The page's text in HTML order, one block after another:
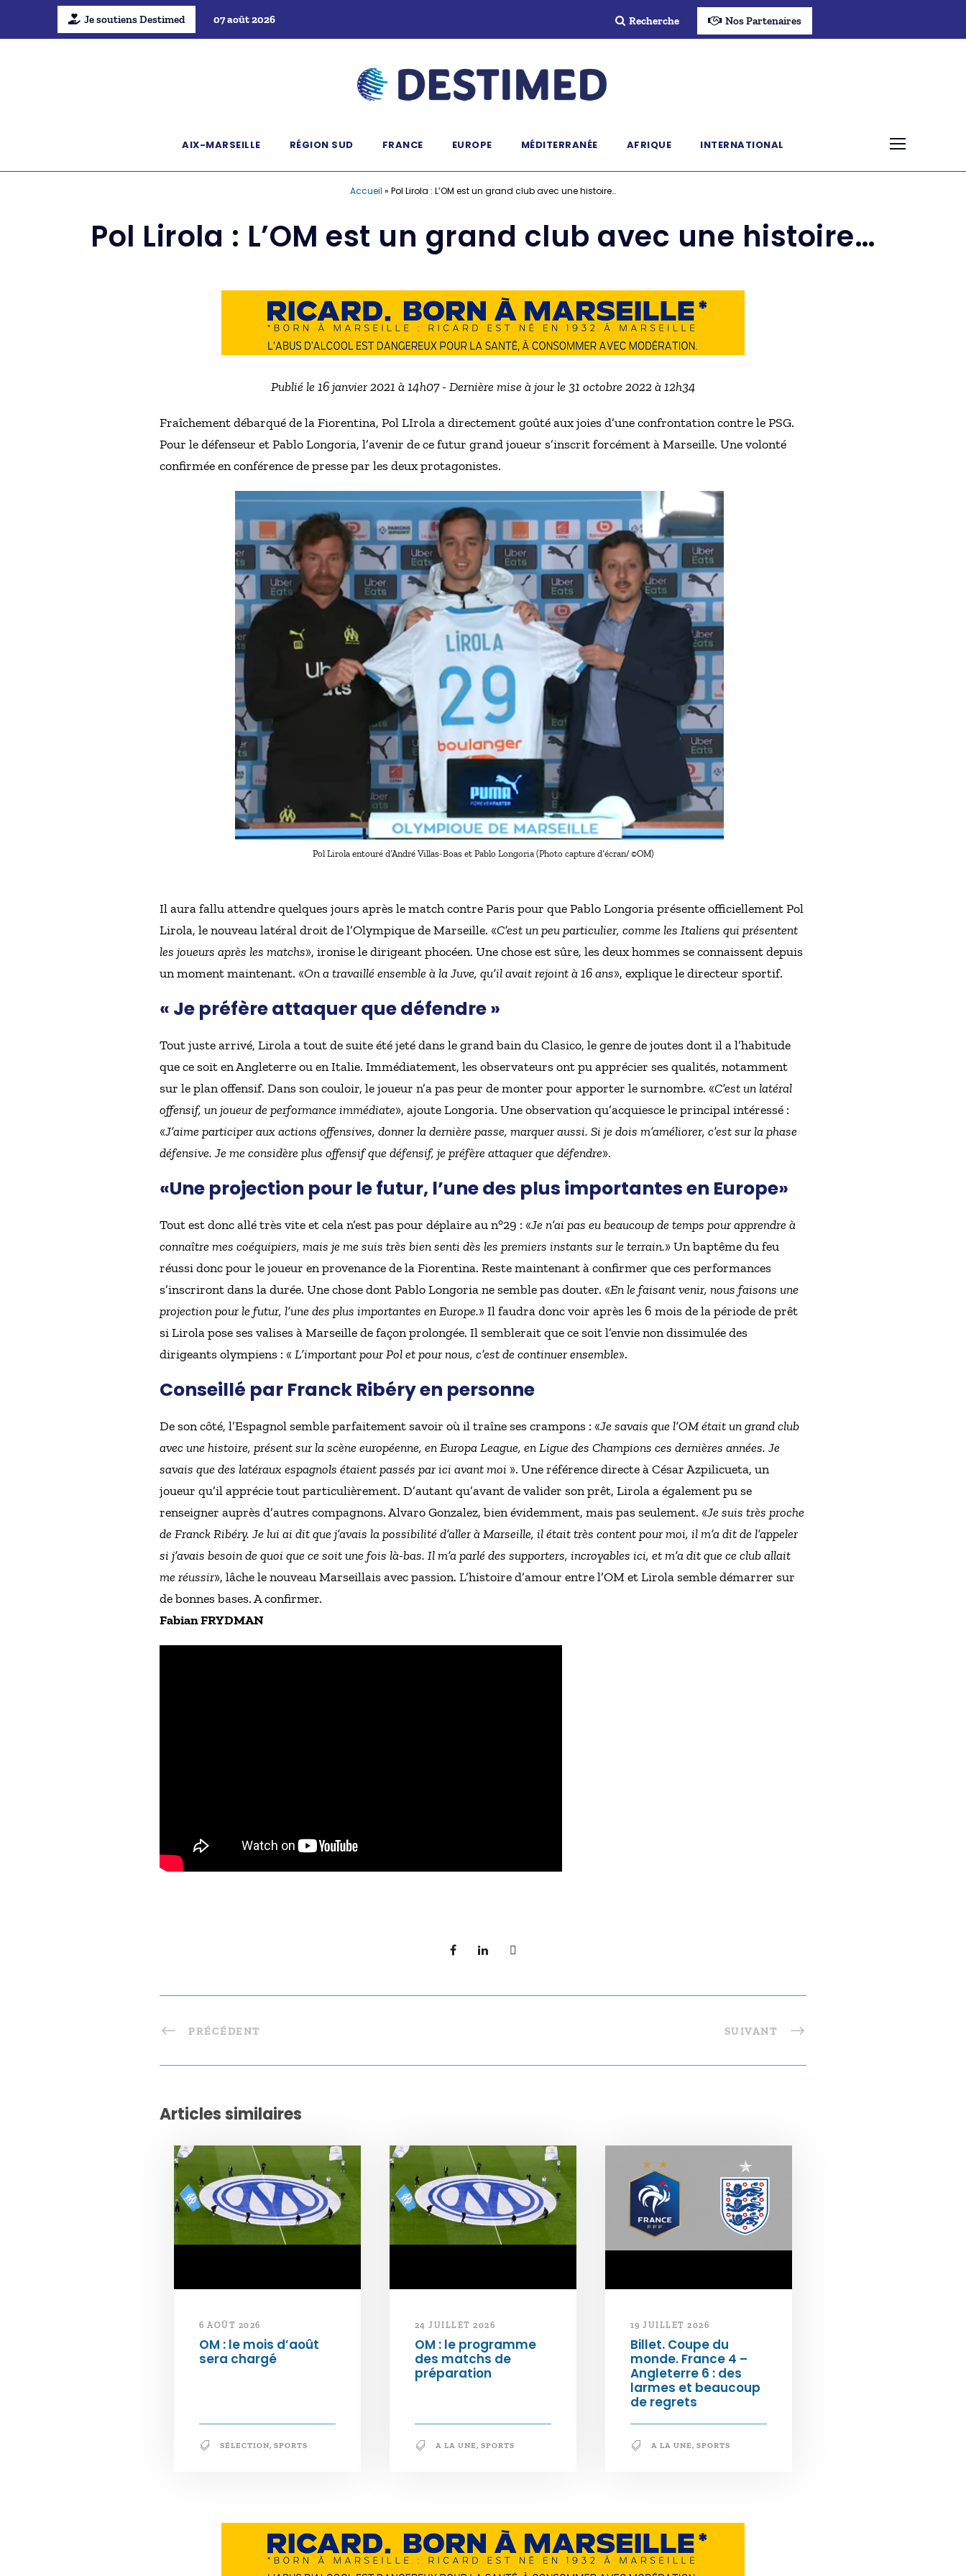
Je soutiens Destimed 07 août 2026 Recherche Nos Partenaires
AIX-MARSEILLE RÉGION SUD FRANCE EUROPE MÉDITERRANÉE AFRIQUE INTERNATIONAL
Accueil » Pol Lirola : L’OM est un grand club avec une histoire…
Pol Lirola : L’OM est un grand club avec une histoire…
Publié le 16 janvier 2021 à 14h07 - Dernière mise à jour le 31 octobre 2022 à 12h34
Fraîchement débarqué de la Fiorentina, Pol LIrola a directement goûté aux joies d’une confrontation contre le PSG.
Pour le défenseur et Pablo Longoria, l’avenir de ce futur grand joueur s’inscrit forcément à Marseille. Une volonté
confirmée en conférence de presse par les deux protagonistes.
Pol Lirola entouré d’André Villas-Boas et Pablo Longoria (Photo capture d’écran/ ©OM)
Il aura fallu attendre quelques jours après le match contre Paris pour que Pablo Longoria présente officiellement Pol
Lirola, le nouveau latéral droit de l’Olympique de Marseille. «C’est un peu particulier, comme les Italiens qui présentent
les joueurs après les matchs», ironise le dirigeant phocéen. Une chose est sûre, les deux hommes se connaissent depuis
un moment maintenant. «On a travaillé ensemble à la Juve, qu’il avait rejoint à 16 ans», explique le directeur sportif.
« Je préfère attaquer que défendre »
Tout juste arrivé, Lirola a tout de suite été jeté dans le grand bain du Clasico, le genre de joutes dont il a l’habitude
que ce soit en Angleterre ou en Italie. Immédiatement, les observateurs ont pu apprécier ses qualités, notamment
sur le plan offensif. Dans son couloir, le joueur n’a pas peur de monter pour apporter le surnombre. «C’est un latéral
offensif, un joueur de performance immédiate», ajoute Longoria. Une observation qu’acquiesce le principal intéressé :
«J’aime participer aux actions offensives, donner la dernière passe, marquer aussi. Si je dois m’améliorer, c’est sur la phase
défensive. Je me considère plus offensif que défensif, je préfère attaquer que défendre».
«Une projection pour le futur, l’une des plus importantes en Europe»
Tout est donc allé très vite et cela n’est pas pour déplaire au n°29 : «Je n’ai pas eu beaucoup de temps pour apprendre à
connaître mes coéquipiers, mais je me suis très bien senti dès les premiers instants sur le terrain.» Un baptême du feu
réussi donc pour le joueur en provenance de la Fiorentina. Reste maintenant à confirmer que ces performances
s’inscriront dans la durée. Une chose dont Pablo Longoria ne semble pas douter. «En le faisant venir, nous faisons une
projection pour le futur, l’une des plus importantes en Europe.» Il faudra donc voir après les 6 mois de la période de prêt
si Lirola pose ses valises à Marseille de façon prolongée. Il semblerait que ce soit l’envie non dissimulée des
dirigeants olympiens : « L’important pour Pol et pour nous, c’est de continuer ensemble».
Conseillé par Franck Ribéry en personne
De son côté, l’Espagnol semble parfaitement savoir où il traîne ses crampons : «Je savais que l’OM était un grand club
avec une histoire, présent sur la scène européenne, en Europa League, en Ligue des Champions ces dernières années. Je
savais que des latéraux espagnols étaient passés par ici avant moi ». Une référence directe à César Azpilicueta, un
joueur qu’il apprécie tout particulièrement. D’autant qu’avant de valider son prêt, Lirola a également pu se
renseigner auprès d’autres compagnons. Alvaro Gonzalez, bien évidemment, mais pas seulement. «Je suis très proche
de Franck Ribéry. Je lui ai dit que j’avais la possibilité d’aller à Marseille, il était très content pour moi, il m’a dit de l’appeler
si j’avais besoin de quoi que ce soit une fois là-bas. Il m’a parlé des supporters, incroyables ici, et m’a dit que ce club allait
me réussir», lâche le nouveau Marseillais avec passion. L’histoire d’amour entre l’OM et Lirola semble démarrer sur
de bonnes bases. A confirmer.
Fabian FRYDMAN
PRÉCÉDENT SUIVANT
Articles similaires
6 AOÛT 2026
OM : le mois d’août
sera chargé
SÉLECTION, SPORTS
24 JUILLET 2026
OM : le programme
des matchs de
préparation
A LA UNE, SPORTS
19 JUILLET 2026
Billet. Coupe du
monde. France 4 –
Angleterre 6 : des
larmes et beaucoup
de regrets
A LA UNE, SPORTS